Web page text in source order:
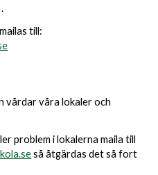
till:
vårdar våra lokaler och
problem i lokalerna maila till
så åtgärdas det så fort